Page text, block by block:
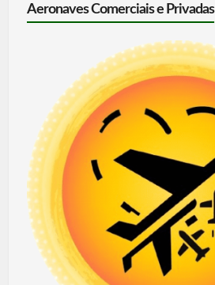
Aeronaves Comerciais e Privadas